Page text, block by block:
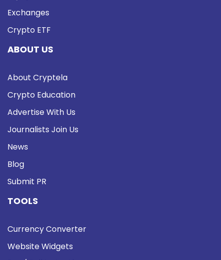
Exchanges
Crypto ETF
ABOUT US
About Cryptela
Crypto Education
Advertise With Us
Journalists Join Us
News
Blog
Submit PR
TOOLS
Currency Converter
Website Widgets